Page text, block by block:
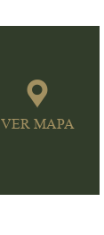
VER MAPA